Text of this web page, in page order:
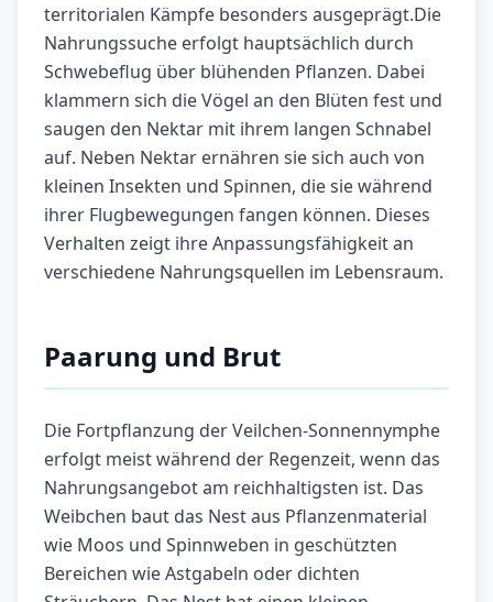
territorialen Kämpfe besonders ausgeprägt.Die
Nahrungssuche erfolgt hauptsächlich durch
Schwebeflug über blühenden Pflanzen. Dabei
klammern sich die Vögel an den Blüten fest und
saugen den Nektar mit ihrem langen Schnabel
auf. Neben Nektar ernähren sie sich auch von
kleinen Insekten und Spinnen, die sie während
ihrer Flugbewegungen fangen können. Dieses
Verhalten zeigt ihre Anpassungsfähigkeit an
verschiedene Nahrungsquellen im Lebensraum.
Paarung und Brut
Die Fortpflanzung der Veilchen-Sonnennymphe
erfolgt meist während der Regenzeit, wenn das
Nahrungsangebot am reichhaltigsten ist. Das
Weibchen baut das Nest aus Pflanzenmaterial
wie Moos und Spinnweben in geschützten
Bereichen wie Astgabeln oder dichten